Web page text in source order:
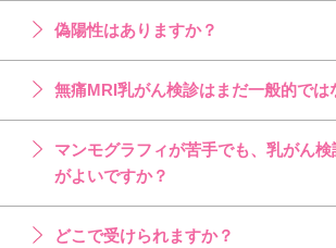
偽陽性はありますか？
無痛MRI乳がん検診はまだ一般的では
マンモグラフィが苦手でも、乳がん検
がよいですか？
どこで受けられますか？